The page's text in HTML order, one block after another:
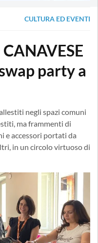
CULTURA ED EVENTI
party a
negli spazi comuni
ma frammenti di
e accessori portati da
in un circolo virtuoso di